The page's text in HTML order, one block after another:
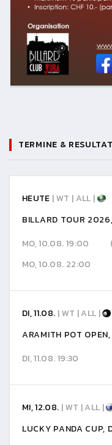
TERMINE &
HEUTE | WT | ALL |
BILLARD TOUR
MO, 10.08. 19:00
MO, 10.08. 22:00
DI, 11.08. | WT | ALL |
ARAMITH POT
DI, 11.08. 19:30
MI, 12.08. | WT | ALL |
LUCKY PANDA CUP,